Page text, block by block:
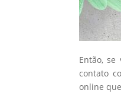
Então,
contato
online